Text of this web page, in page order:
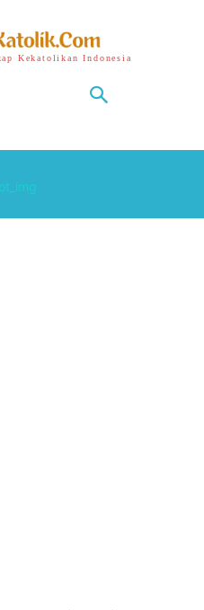
Kekatolikan Indonesia